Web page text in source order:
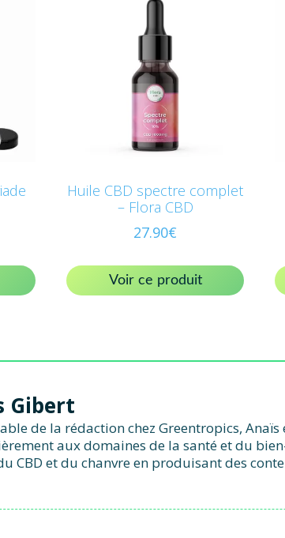
Huile CBD spectre complet
– Flora CBD
27.90€
Voir ce produit
Gibert
de la rédaction chez Greentropics,
aux domaines de la santé et du
CBD et du chanvre en produisant des